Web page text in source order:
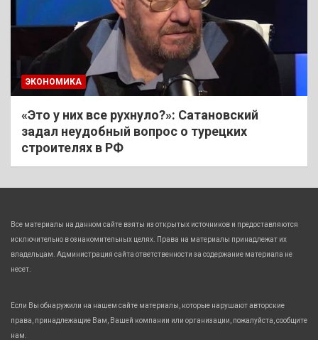
ЭКОНОМИКА
«Это у них все рухнуло?»: Сатановский
задал неудобный вопрос о турецких
строителях в РФ
Все материалы на данном сайте взяты из открытых источников и предоставляются
исключительно в ознакомительных целях. Права на материалы принадлежат их
владельцам. Администрация сайта ответственности за содержание материала не
несет.
Если Вы обнаружили на нашем сайте материалы, которые нарушают авторские
права, принадлежащие Вам, Вашей компании или организации, пожалуйста, сообщите
нам.